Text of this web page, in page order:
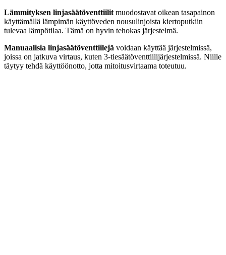
Lämmityksen linjasäätöventtiilit muodostavat oikean tasapainon
käyttämällä lämpimän käyttöveden nousulinjoista kiertoputkiin
tulevaa lämpötilaa. Tämä on hyvin tehokas järjestelmä.
Manuaalisia linjasäätöventtiilejä voidaan käyttää järjestelmissä,
joissa on jatkuva virtaus, kuten 3-tiesäätöventtiilijärjestelmissä. Niille
täytyy tehdä käyttöönotto, jotta mitoitusvirtaama toteutuu.